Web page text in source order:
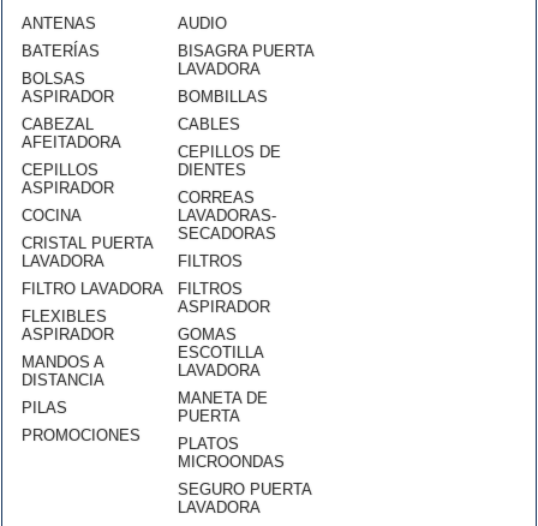
ANTENAS
BATERÍAS
BOLSAS
ASPIRADOR
CABEZAL
AFEITADORA
CEPILLOS
ASPIRADOR
COCINA
CRISTAL PUERTA
LAVADORA
FILTRO LAVADORA
FLEXIBLES
ASPIRADOR
MANDOS A
DISTANCIA
PILAS
PROMOCIONES
AUDIO
BISAGRA PUERTA
LAVADORA
BOMBILLAS
CABLES
CEPILLOS DE
DIENTES
CORREAS
LAVADORAS-
SECADORAS
FILTROS
FILTROS
ASPIRADOR
GOMAS
ESCOTILLA
LAVADORA
MANETA DE
PUERTA
PLATOS
MICROONDAS
SEGURO PUERTA
LAVADORA